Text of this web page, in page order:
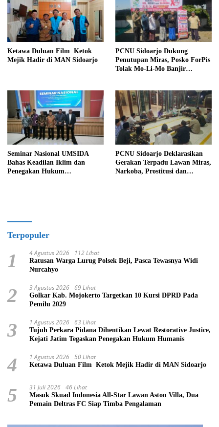
Ketawa Duluan Film Ketok
Mejik Hadir di MAN Sidoarjo
PCNU Sidoarjo Dukung
Penutupan Miras, Posko ForPis
Tolak Mo-Li-Mo Banjir
Seminar Nasional UMSIDA
Bahas Keadilan Iklim dan
Penegakan Hukum
PCNU Sidoarjo Deklarasikan
Gerakan Terpadu Lawan Miras,
Narkoba, Prostitusi dan
Terpopuler
1 4 Agustus 2026 112 Lihat
Ratusan Warga Lurug Polsek Beji, Pasca Tewasnya Widi
Nurcahyo
2 3 Agustus 2026 69 Lihat
Golkar Kab. Mojokerto Targetkan 10 Kursi DPRD Pada
Pemilu 2029
3 1 Agustus 2026 63 Lihat
Tujuh Perkara Pidana Dihentikan Lewat Restorative Justice,
Kejati Jatim Tegaskan Penegakan Hukum Humanis
4 1 Agustus 2026 50 Lihat
Ketawa Duluan Film Ketok Mejik Hadir di MAN Sidoarjo
5 31 Juli 2026 46 Lihat
Masuk Skuad Indonesia All-Star Lawan Aston Villa, Dua
Pemain Deltras FC Siap Timba Pengalaman ​